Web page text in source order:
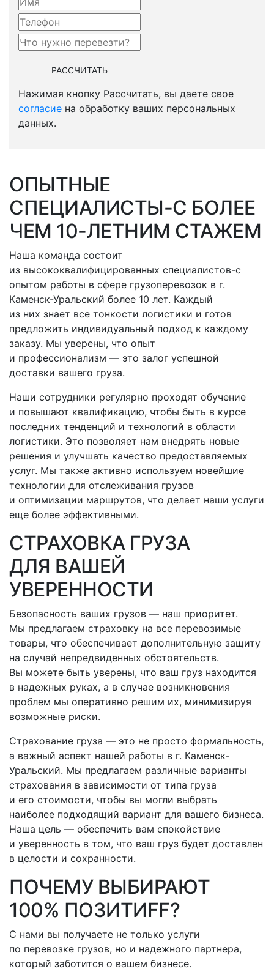
Нажимая кнопку Рассчитать, вы даете свое
согласие на обработку ваших персональных
данных.
ОПЫТНЫЕ
СПЕЦИАЛИСТЫ-С БОЛЕЕ
ЧЕМ 10-ЛЕТНИМ СТАЖЕМ
Наша команда состоит
из высококвалифицированных специалистов-с
опытом работы в сфере грузоперевозок в г.
Каменск-Уральский более 10 лет. Каждый
из них знает все тонкости логистики и готов
предложить индивидуальный подход к каждому
заказу. Мы уверены, что опыт
и профессионализм — это залог успешной
доставки вашего груза.
Наши сотрудники регулярно проходят обучение
и повышают квалификацию, чтобы быть в курсе
последних тенденций и технологий в области
логистики. Это позволяет нам внедрять новые
решения и улучшать качество предоставляемых
услуг. Мы также активно используем новейшие
технологии для отслеживания грузов
и оптимизации маршрутов, что делает наши услуги
еще более эффективными.
СТРАХОВКА ГРУЗА
ДЛЯ ВАШЕЙ
УВЕРЕННОСТИ
Безопасность ваших грузов — наш приоритет.
Мы предлагаем страховку на все перевозимые
товары, что обеспечивает дополнительную защиту
на случай непредвиденных обстоятельств.
Вы можете быть уверены, что ваш груз находится
в надежных руках, а в случае возникновения
проблем мы оперативно решим их, минимизируя
возможные риски.
Страхование груза — это не просто формальность,
а важный аспект нашей работы в г. Каменск-
Уральский. Мы предлагаем различные варианты
страхования в зависимости от типа груза
и его стоимости, чтобы вы могли выбрать
наиболее подходящий вариант для вашего бизнеса.
Наша цель — обеспечить вам спокойствие
и уверенность в том, что ваш груз будет доставлен
в целости и сохранности.
ПОЧЕМУ ВЫБИРАЮТ
100% ПОЗИТИFF?
С нами вы получаете не только услуги
по перевозке грузов, но и надежного партнера,
который заботится о вашем бизнесе.